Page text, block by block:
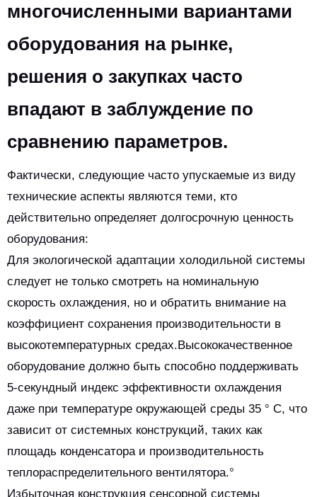
многочисленными вариантами
оборудования на рынке,
решения о закупках часто
впадают в заблуждение по
сравнению параметров.
Фактически, следующие часто упускаемые из виду
технические аспекты являются теми, кто
действительно определяет долгосрочную ценность
оборудования:
Для экологической адаптации холодильной системы
следует не только смотреть на номинальную
скорость охлаждения, но и обратить внимание на
коэффициент сохранения производительности в
высокотемпературных средах.Высококачественное
оборудование должно быть способно поддерживать
5-секундный индекс эффективности охлаждения
даже при температуре окружающей среды 35 ° C, что
зависит от системных конструкций, таких как
площадь конденсатора и производительность
теплораспределительного вентилятора.°
Избыточная конструкция сенсорной системы